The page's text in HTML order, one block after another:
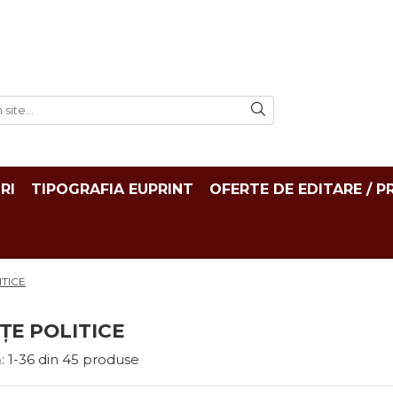
TIPOGRAFIA EUPRINT OFERTE DE EDITARE /
POLITICE
1-36 din 45 produse